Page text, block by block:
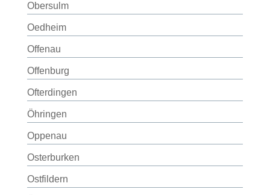
Obersulm
Oedheim
Offenau
Offenburg
Ofterdingen
Öhringen
Oppenau
Osterburken
Ostfildern